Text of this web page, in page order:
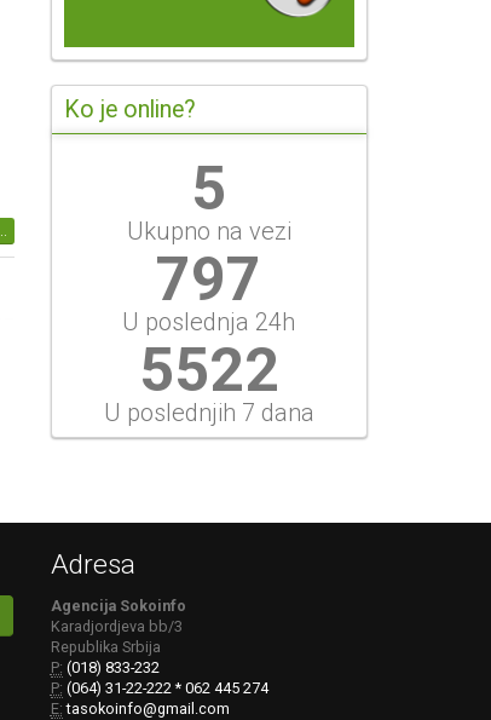
Ko je online?
5
Ukupno na vezi
797
U poslednja 24h
5522
U poslednjih 7 dana
Adresa
Agencija Sokoinfo
Karadjordjeva bb/3
Republika Srbija
P: (018) 833-232
P: (064) 31-22-222 * 062 445 274
E: tasokoinfo@gmail.com